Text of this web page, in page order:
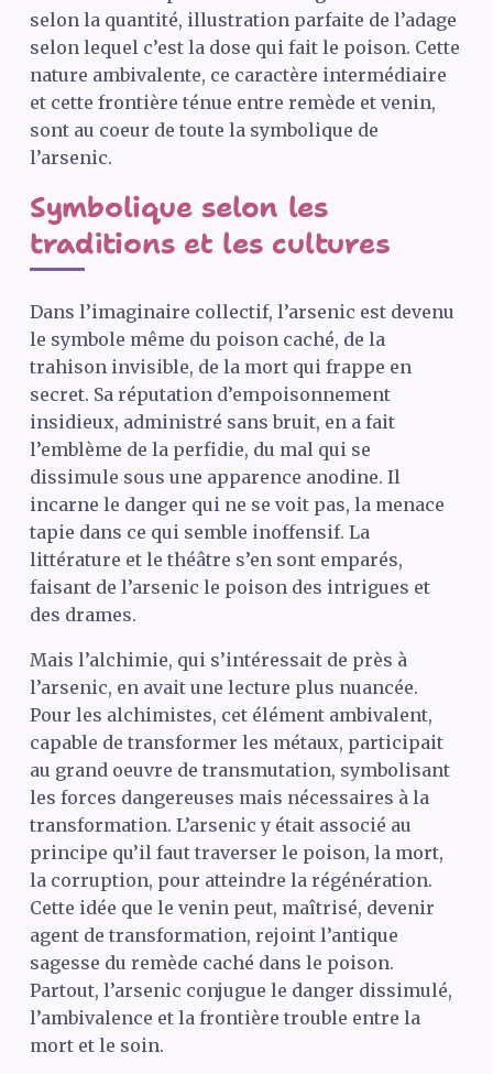
selon la quantité, illustration parfaite de l’adage
selon lequel c’est la dose qui fait le poison. Cette
nature ambivalente, ce caractère intermédiaire
et cette frontière ténue entre remède et venin,
sont au coeur de toute la symbolique de
l’arsenic.
Symbolique selon les
traditions et les cultures
Dans l’imaginaire collectif, l’arsenic est devenu
le symbole même du poison caché, de la
trahison invisible, de la mort qui frappe en
secret. Sa réputation d’empoisonnement
insidieux, administré sans bruit, en a fait
l’emblème de la perfidie, du mal qui se
dissimule sous une apparence anodine. Il
incarne le danger qui ne se voit pas, la menace
tapie dans ce qui semble inoffensif. La
littérature et le théâtre s’en sont emparés,
faisant de l’arsenic le poison des intrigues et
des drames.
Mais l’alchimie, qui s’intéressait de près à
l’arsenic, en avait une lecture plus nuancée.
Pour les alchimistes, cet élément ambivalent,
capable de transformer les métaux, participait
au grand oeuvre de transmutation, symbolisant
les forces dangereuses mais nécessaires à la
transformation. L’arsenic y était associé au
principe qu’il faut traverser le poison, la mort,
la corruption, pour atteindre la régénération.
Cette idée que le venin peut, maîtrisé, devenir
agent de transformation, rejoint l’antique
sagesse du remède caché dans le poison.
Partout, l’arsenic conjugue le danger dissimulé,
l’ambivalence et la frontière trouble entre la
mort et le soin.